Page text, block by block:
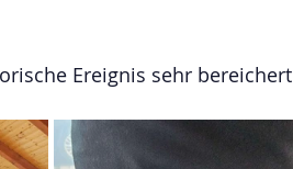
Ereignis sehr bereichert